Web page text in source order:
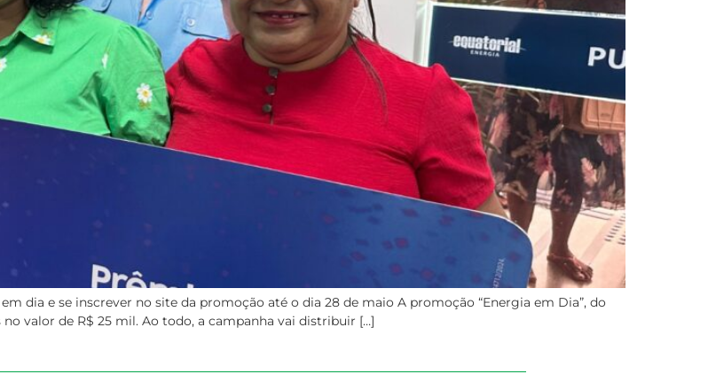
dia e se inscrever no site da promoção até o dia 28 de maio A promoção “Energia em Dia”, do
valor de R$ 25 mil. Ao todo, a campanha vai distribuir […]